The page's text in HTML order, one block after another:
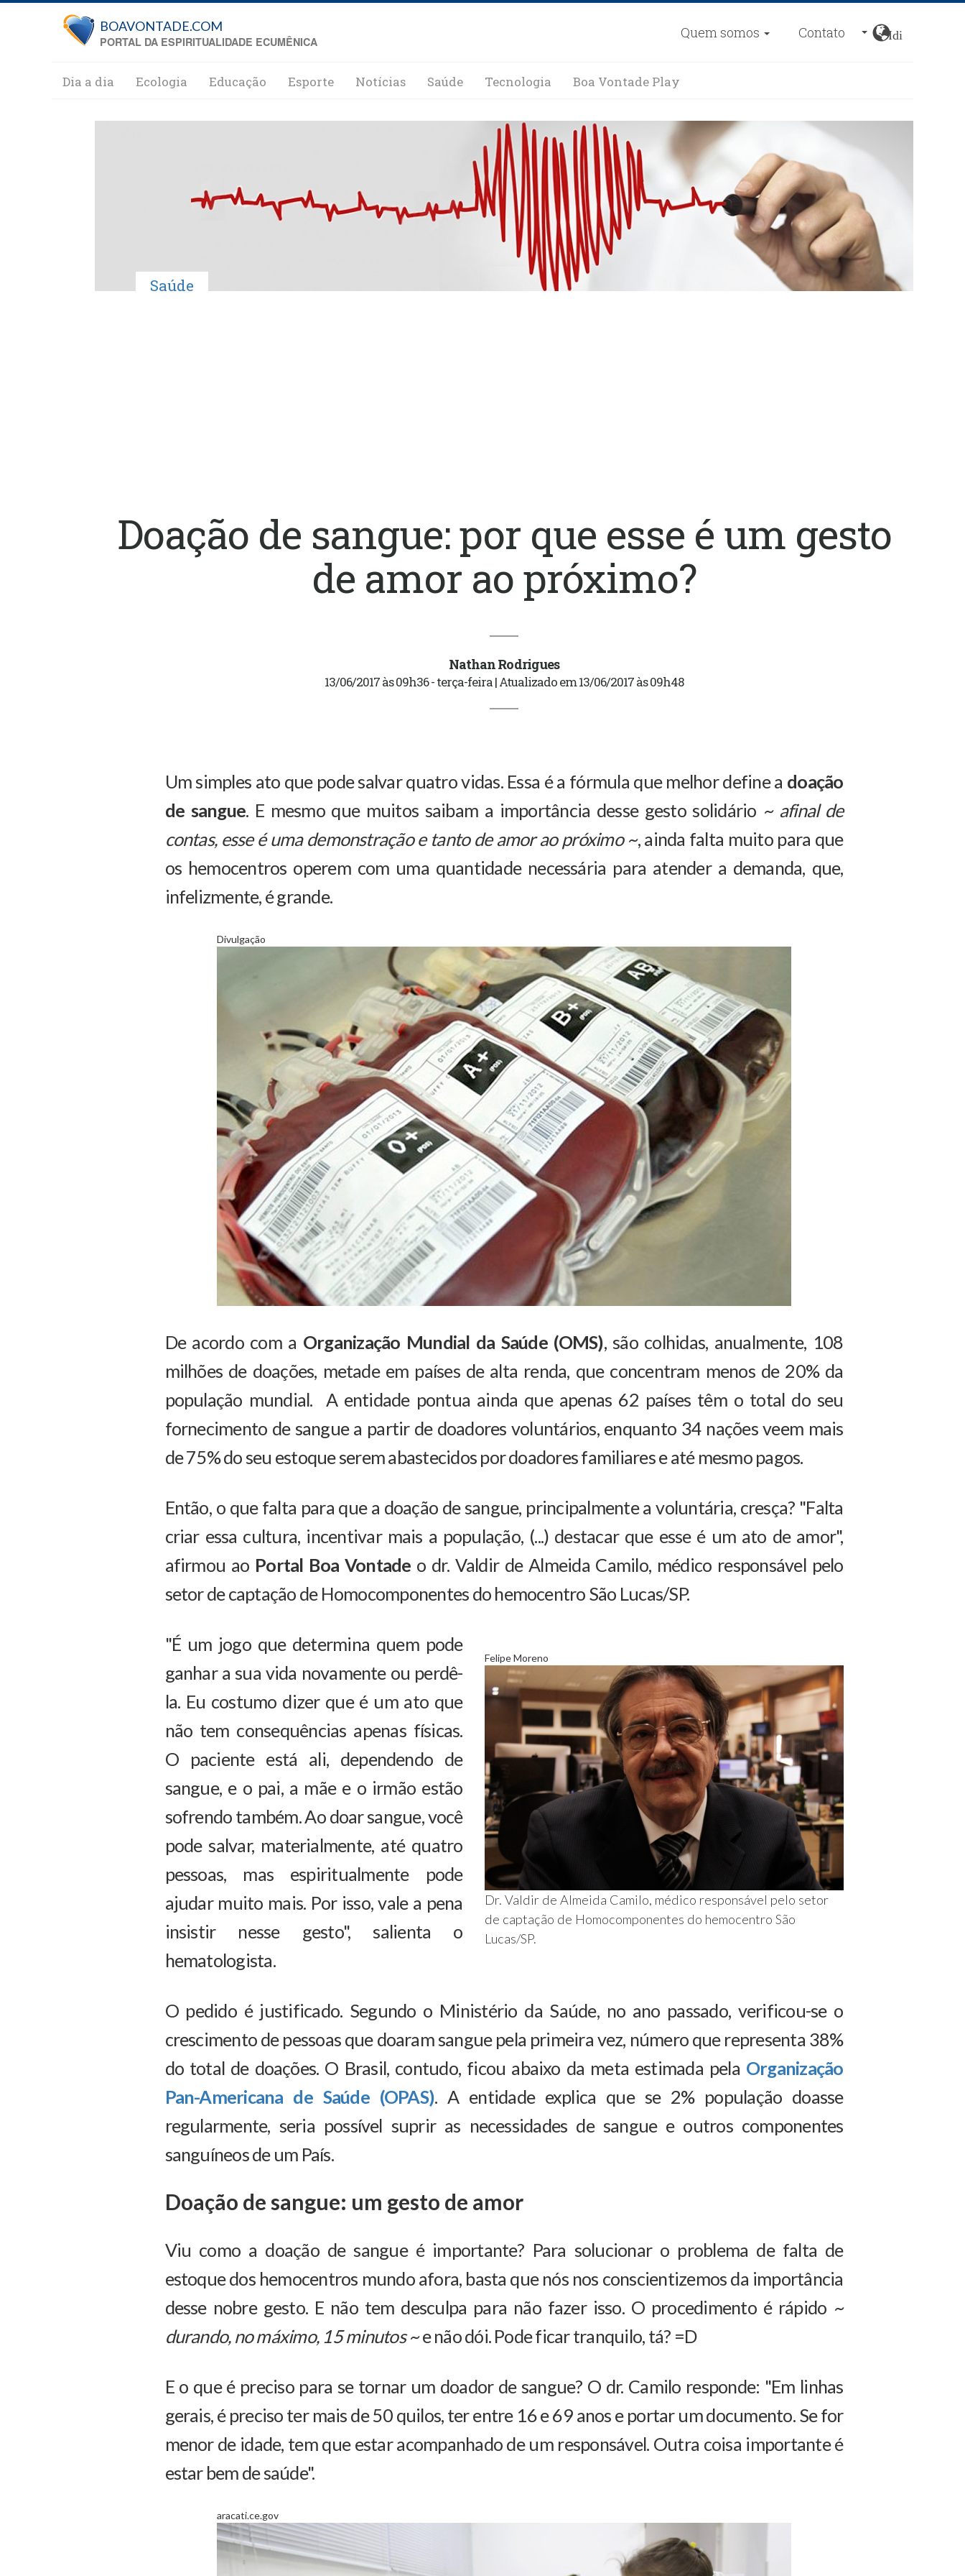
Pular para o conteúdo principal
BOAVONTADE.COM
PORTAL DA ESPIRITUALIDADE ECUMÊNICA
Quem somos Contato Idiomas
Dia a dia Ecologia Educação Esporte Notícias Saúde Tecnologia Boa Vontade Play
Saúde
Doação de sangue: por que esse é um gesto
de amor ao próximo?
Nathan Rodrigues
13/06/2017 às 09h36 - terça-feira | Atualizado em 13/06/2017 às 09h48
Um simples ato que pode salvar quatro vidas. Essa é a fórmula que melhor define a doação
de sangue. E mesmo que muitos saibam a importância desse gesto solidário ~ afinal de
contas, esse é uma demonstração e tanto de amor ao próximo ~, ainda falta muito para que
os hemocentros operem com uma quantidade necessária para atender a demanda, que,
infelizmente, é grande.
Divulgação
De acordo com a Organização Mundial da Saúde (OMS), são colhidas, anualmente, 108
milhões de doações, metade em países de alta renda, que concentram menos de 20% da
população mundial. A entidade pontua ainda que apenas 62 países têm o total do seu
fornecimento de sangue a partir de doadores voluntários, enquanto 34 nações veem mais
de 75% do seu estoque serem abastecidos por doadores familiares e até mesmo pagos.
Então, o que falta para que a doação de sangue, principalmente a voluntária, cresça? "Falta
criar essa cultura, incentivar mais a população, (...) destacar que esse é um ato de amor",
afirmou ao Portal Boa Vontade o dr. Valdir de Almeida Camilo, médico responsável pelo
setor de captação de Homocomponentes do hemocentro São Lucas/SP.
Felipe Moreno
Dr. Valdir de Almeida Camilo, médico responsável pelo setor
de captação de Homocomponentes do hemocentro São
Lucas/SP.
"É um jogo que determina quem pode
ganhar a sua vida novamente ou perdê-
la. Eu costumo dizer que é um ato que
não tem consequências apenas físicas.
O paciente está ali, dependendo de
sangue, e o pai, a mãe e o irmão estão
sofrendo também. Ao doar sangue, você
pode salvar, materialmente, até quatro
pessoas, mas espiritualmente pode
ajudar muito mais. Por isso, vale a pena
insistir nesse gesto", salienta o
hematologista.
O pedido é justificado. Segundo o Ministério da Saúde, no ano passado, verificou-se o
crescimento de pessoas que doaram sangue pela primeira vez, número que representa 38%
do total de doações. O Brasil, contudo, ficou abaixo da meta estimada pela Organização
Pan-Americana de Saúde (OPAS). A entidade explica que se 2% população doasse
regularmente, seria possível suprir as necessidades de sangue e outros componentes
sanguíneos de um País.
Doação de sangue: um gesto de amor
Viu como a doação de sangue é importante? Para solucionar o problema de falta de
estoque dos hemocentros mundo afora, basta que nós nos conscientizemos da importância
desse nobre gesto. E não tem desculpa para não fazer isso. O procedimento é rápido ~
durando, no máximo, 15 minutos ~e não dói. Pode ficar tranquilo, tá? =D
E o que é preciso para se tornar um doador de sangue? O dr. Camilo responde: "Em linhas
gerais, é preciso ter mais de 50 quilos, ter entre 16 e 69 anos e portar um documento. Se for
menor de idade, tem que estar acompanhado de um responsável. Outra coisa importante é
estar bem de saúde".
aracati.ce.gov